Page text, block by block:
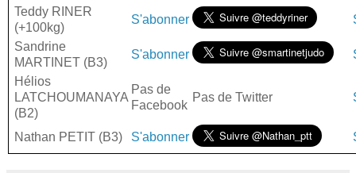
Teddy RINER
(+100kg)
S'abonner
Sandrine
MARTINET (B3)
S'abonner
Hélios
LATCHOUMANAYA
(B2)
Pas de
Facebook
Pas de Twitter
Nathan PETIT (B3) S'abonner